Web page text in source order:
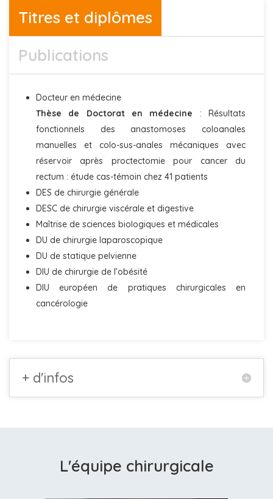
Titres et diplômes
Publications
Docteur en médecine
Thèse de Doctorat en médecine : Résultats
fonctionnels des anastomoses coloanales
manuelles et colo-sus-anales mécaniques avec
réservoir après proctectomie pour cancer du
rectum : étude cas-témoin chez 41 patients
DES de chirurgie générale
DESC de chirurgie viscérale et digestive
Maîtrise de sciences biologiques et médicales
DU de chirurgie laparoscopique
DU de statique pelvienne
DIU de chirurgie de l’obésité
DIU européen de pratiques chirurgicales en
cancérologie
+ d'infos
L'équipe chirurgicale